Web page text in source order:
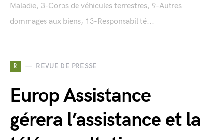
Maladie, 3-Corps de véhicules terrestres, 9-Autres
dommages aux biens, 13-Responsabilité...
R REVUE DE PRESSE
Europ Assistance
gérera l’assistance et la